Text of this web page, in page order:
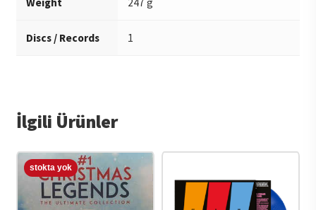
Discs / Records 1
İlgili Ürünler